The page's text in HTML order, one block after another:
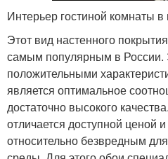
Интерьер гостиной комнаты в
Этот вид настенного
самым популярным в России.
положительными
является оптимальное
достаточно высокого
отличается доступной ценой
относительно безвредным